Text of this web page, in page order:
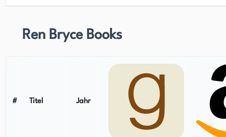
eine treue Anhängerschaft unter Krimi-Fans
eingebracht.
Ren Bryce Books
# Titel Jahr